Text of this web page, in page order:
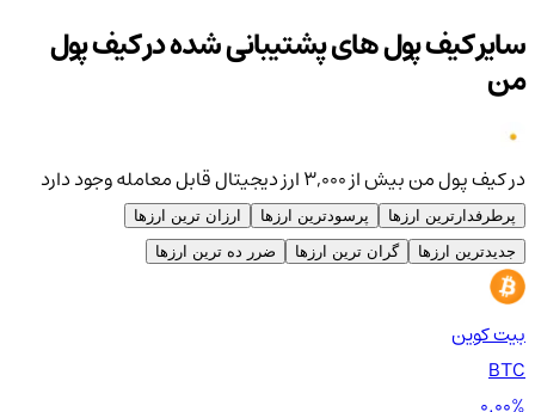
سایر کیف پول های پشتیبانی شده در کیف پول
من
در کیف پول من بیش از ۳,۰۰۰ ارز دیجیتال قابل معامله وجود دارد
پرطرفدارترین ارزها پرسودترین ارزها
ارزان ترین ارزها
جدیدترین ارزها
گران ترین ارزها ضرر ده ترین ارزها
بیت کوین
BTC